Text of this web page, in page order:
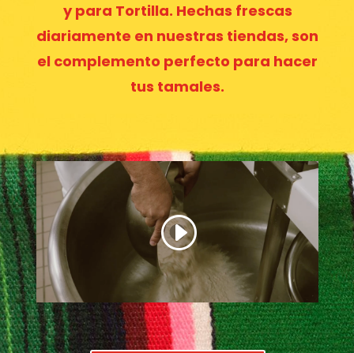
y para Tortilla. Hechas frescas
diariamente en nuestras tiendas, son
el complemento perfecto para hacer
tus tamales.